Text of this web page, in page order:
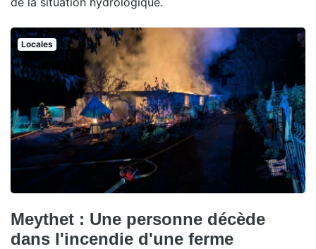
Locales
Meythet : Une personne décède
dans l'incendie d'une ferme